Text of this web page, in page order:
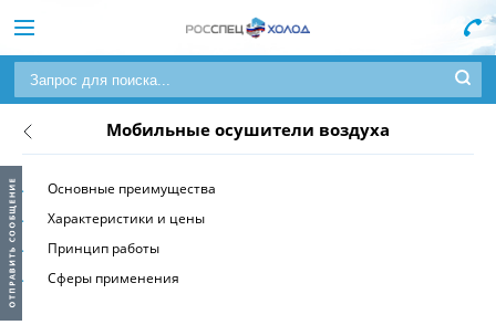
Мобильные осушители воздуха
Основные преимущества
Характеристики и цены
Принцип работы
Сферы применения